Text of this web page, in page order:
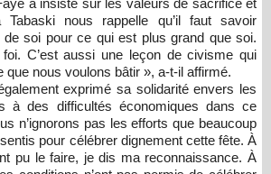
nous rappelle qu’il faut savoir
de soi pour ce qui est plus grand que soi.
C’est aussi une leçon de civisme qui
que nous voulons bâtir », a-t-il affirmé.
exprimé sa solidarité envers les
à des difficultés économiques dans ce
n’ignorons pas les efforts que beaucoup
pour célébrer dignement cette fête. À
pu le faire, je dis ma reconnaissance. À